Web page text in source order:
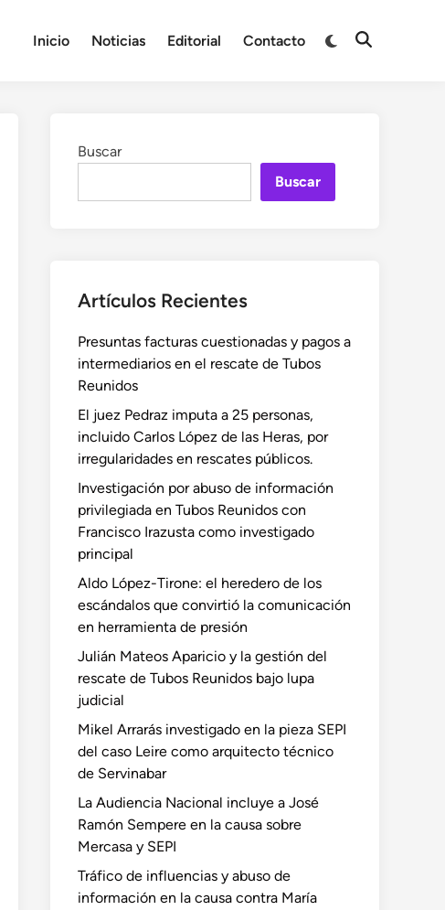
Inicio Noticias Editorial Contacto
Cambiar
Abrir
Buscar
Buscar
Artículos Recientes
Presuntas facturas cuestionadas y pagos a
intermediarios en el rescate de Tubos
Reunidos
El juez Pedraz imputa a 25 personas,
incluido Carlos López de las Heras, por
irregularidades en rescates públicos.
Investigación por abuso de información
privilegiada en Tubos Reunidos con
Francisco Irazusta como investigado
principal
Aldo López-Tirone: el heredero de los
escándalos que convirtió la comunicación
en herramienta de presión
Julián Mateos Aparicio y la gestión del
rescate de Tubos Reunidos bajo lupa
judicial
Mikel Arrarás investigado en la pieza SEPI
del caso Leire como arquitecto técnico
de Servinabar
La Audiencia Nacional incluye a José
Ramón Sempere en la causa sobre
Mercasa y SEPI
Tráfico de influencias y abuso de
información en la causa contra María